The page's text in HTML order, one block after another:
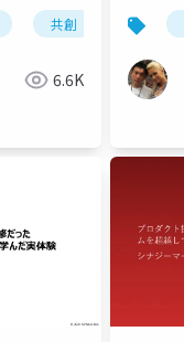
共創
6.6K